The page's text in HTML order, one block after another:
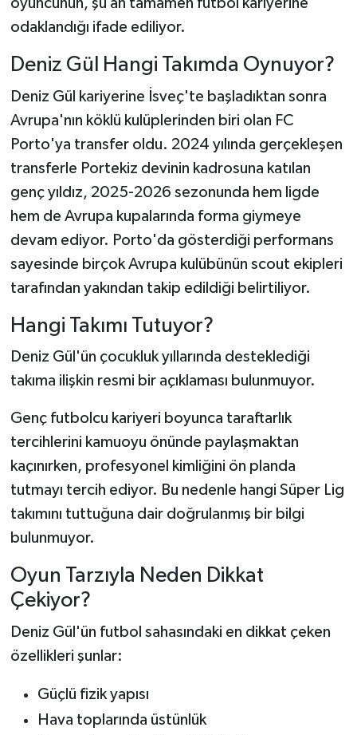
oyuncunun, şu an tamamen futbol kariyerine
odaklandığı ifade ediliyor.
Deniz Gül Hangi Takımda Oynuyor?
Deniz Gül kariyerine İsveç'te başladıktan sonra
Avrupa'nın köklü kulüplerinden biri olan FC
Porto'ya transfer oldu. 2024 yılında gerçekleşen
transferle Portekiz devinin kadrosuna katılan
genç yıldız, 2025-2026 sezonunda hem ligde
hem de Avrupa kupalarında forma giymeye
devam ediyor. Porto'da gösterdiği performans
sayesinde birçok Avrupa kulübünün scout ekipleri
tarafından yakından takip edildiği belirtiliyor.
Hangi Takımı Tutuyor?
Deniz Gül'ün çocukluk yıllarında desteklediği
takıma ilişkin resmi bir açıklaması bulunmuyor.
Genç futbolcu kariyeri boyunca taraftarlık
tercihlerini kamuoyu önünde paylaşmaktan
kaçınırken, profesyonel kimliğini ön planda
tutmayı tercih ediyor. Bu nedenle hangi Süper Lig
takımını tuttuğuna dair doğrulanmış bir bilgi
bulunmuyor.
Oyun Tarzıyla Neden Dikkat
Çekiyor?
Deniz Gül'ün futbol sahasındaki en dikkat çeken
özellikleri şunlar:
Güçlü fizik yapısı
Hava toplarında üstünlük